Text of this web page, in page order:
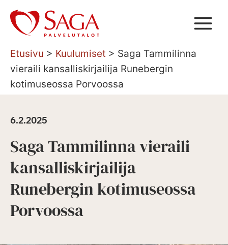
Siirry
sisältöön
Etusivu > Kuulumiset > Saga Tammilinna
vieraili kansalliskirjailija Runebergin
kotimuseossa Porvoossa
6.2.2025
Saga Tammilinna vieraili
kansalliskirjailija
Runebergin kotimuseossa
Porvoossa